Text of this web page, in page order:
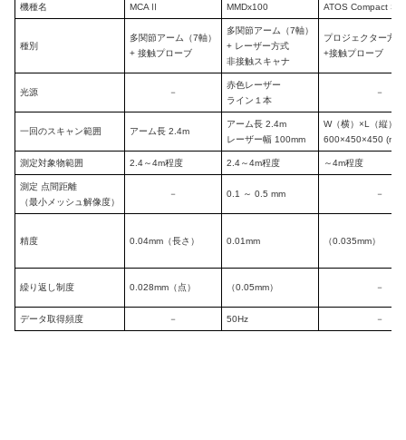
機種名 MCAⅡ MMDx100 ATOS Compact
種別
多関節アーム（7軸）
+ 接触プローブ
多関節アーム（7軸）
+ レーザー方式
非接触スキャナ
プロジェクター方式
+接触プローブ
光源 －
赤色レーザー
ライン１本
－
一回のスキャン範囲 アーム長 2.4m
アーム長 2.4m
レーザー幅 100mm
W（横）×L（縦）
600×450×450 (mm)
測定対象物範囲 2.4～4m程度 2.4～4m程度 ～4m程度
測定 点間距離
（最小メッシュ解像度）
－ 0.1 ～ 0.5 mm －
精度 0.04mm（長さ） 0.01mm （0.035mm）
繰り返し制度 0.028mm（点） （0.05mm） －
データ取得頻度 － 50Hz －